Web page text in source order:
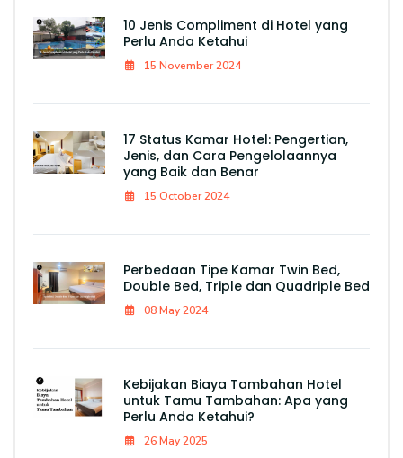
10 Jenis Compliment di Hotel yang
Perlu Anda Ketahui
15 November 2024
17 Status Kamar Hotel: Pengertian,
Jenis, dan Cara Pengelolaannya
yang Baik dan Benar
15 October 2024
Perbedaan Tipe Kamar Twin Bed,
Double Bed, Triple dan Quadriple Bed
08 May 2024
Kebijakan Biaya Tambahan Hotel
untuk Tamu Tambahan: Apa yang
Perlu Anda Ketahui?
26 May 2025